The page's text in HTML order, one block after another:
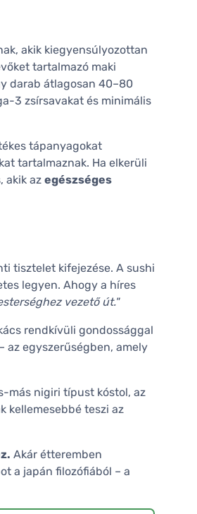
akik kiegyensúlyozottan
tartalmazó maki
darab átlagosan 40–80
3 zsírsavakat és minimális
tápanyagokat
tartalmaznak. Ha elkerüli
akik az egészséges
tisztelet kifejezése. A sushi
legyen. Ahogy a híres
vezető út."
rendkívüli gondossággal
az egyszerűségben, amely
más nigiri típust kóstol, az
kellemesebbé teszi az
Akár étteremben
a japán filozófiából – a